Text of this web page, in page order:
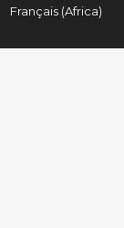
Français (Africa)